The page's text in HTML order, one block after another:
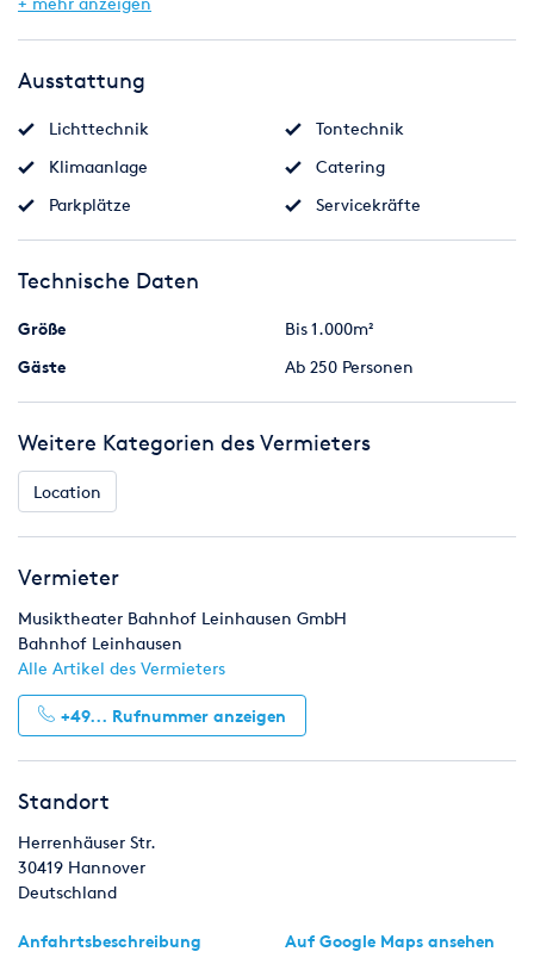
Messen oder Präsentationen: die Bestuhlungsvarianten der
einzeln abtrennbaren Bereiche werden auf jeden Anlass
abgestimmt. Die Höhe des Saals erlaubt zudem Artistik in
luftiger Höhe. Fünf Bars garantieren eine serviceorientierte
Ausstattung
Lichttechnik
Tontechnik
Klimaanlage
Catering
Parkplätze
Servicekräfte
Technische Daten
Größe
Bis 1.000m²
Gäste
Ab 250 Personen
Weitere Kategorien des Vermieters
Location
Vermieter
Musiktheater Bahnhof Leinhausen GmbH
Bahnhof Leinhausen
Alle Artikel des Vermieters
+49... Rufnummer anzeigen
Standort
Herrenhäuser Str.
30419 Hannover
Deutschland
Anfahrtsbeschreibung Auf Google Maps ansehen